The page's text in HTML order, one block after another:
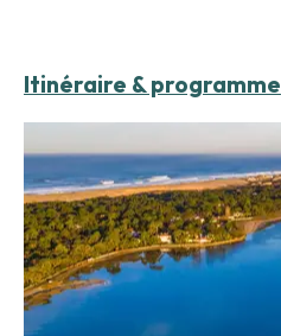
Itinéraire & programme